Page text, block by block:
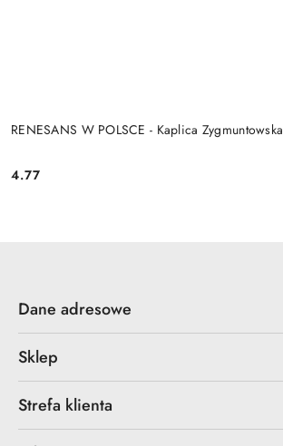
RENESANS W POLSCE - Kaplica Zygmuntowska
Cena:
4.77
Dane adresowe
Sklep
Strefa klienta